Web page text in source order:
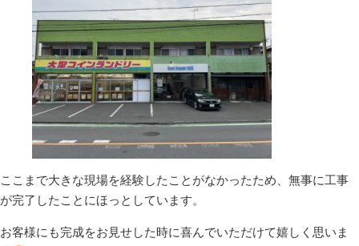
ここまで大きな現場を経験したことがなかったため、無事に工事
が完了したことにほっとしています。
お客様にも完成をお見せした時に喜んでいただけて嬉しく思いま